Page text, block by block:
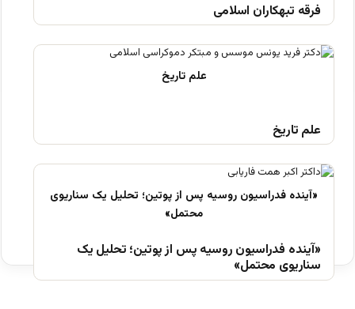
فرقه تبهکاران اسلامی
علم تاریخ
«آینده فدراسیون روسیه پس از پوتین؛ تحلیل یک
سناریوی محتمل»